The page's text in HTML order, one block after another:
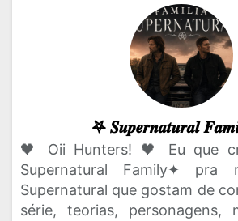
𖤐 𝑺𝒖𝒑𝒆𝒓𝒏𝒂𝒕𝒖𝒓𝒂𝒍
🖤 Oii Hunters! 🖤 Eu que
Supernatural Family✦ pra
Supernatural que gostam de
série, teorias, personagens,